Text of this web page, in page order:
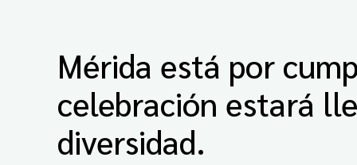
Mérida está por
celebración estará
diversidad.